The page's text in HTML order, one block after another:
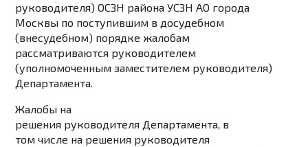
руководителя) ОСЗН района УСЗН АО города
Москвы по поступившим в досудебном
(внесудебном) порядке жалобам
рассматриваются руководителем
(уполномоченным заместителем руководителя)
Департамента.
Жалобы на
решения руководителя Департамента, в
том числе на решения руководителя